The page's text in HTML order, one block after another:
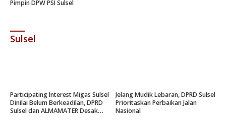
Pimpin DPW PSI Sulsel
Sulsel
Participating Interest Migas Sulsel
Dinilai Belum Berkeadilan, DPRD
Sulsel dan ALMAMATER Desak
Jelang Mudik Lebaran, DPRD Sulsel
Prioritaskan Perbaikan Jalan
Nasional